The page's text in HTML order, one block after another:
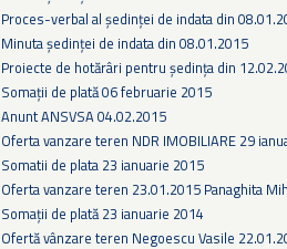
Proces-verbal al ședinței de indata din
Minuta ședinței de indata din 08.01.2015
Proiecte de hotărâri pentru ședința din
Somaţii de plată 06 februarie 2015
Anunt ANSVSA 04.02.2015
Oferta vanzare teren NDR IMOBILIARE 29
Somatii de plata 23 ianuarie 2015
Oferta vanzare teren 23.01.2015 Panaghita
Somații de plată 23 ianuarie 2014
Ofertă vânzare teren Negoescu Vasile